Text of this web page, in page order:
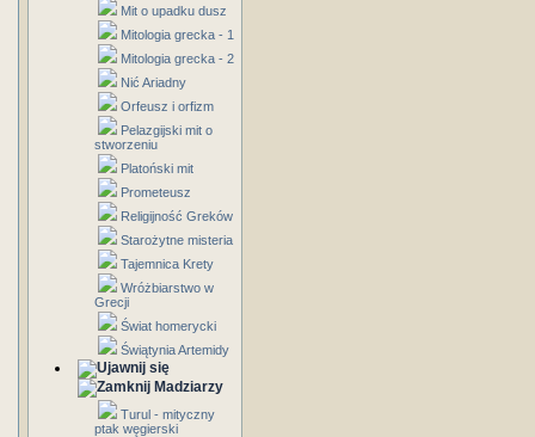
Mit o upadku dusz
Mitologia grecka - 1
Mitologia grecka - 2
Nić Ariadny
Orfeusz i orfizm
Pelazgijski mit o
stworzeniu
Platoński mit
Prometeusz
Religijność Greków
Starożytne misteria
Tajemnica Krety
Wróżbiarstwo w
Grecji
Świat homerycki
Świątynia Artemidy
Madziarzy
Turul - mityczny
ptak węgierski